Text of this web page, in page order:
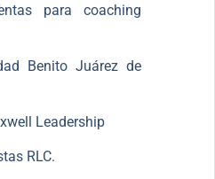
para coaching
Benito Juárez de
Leadership
RLC.